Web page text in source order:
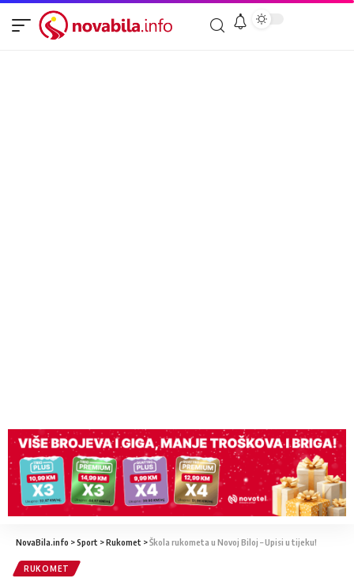
NovaBila.info >Sport >Rukomet >Škola rukometa u Novoj Biloj – Upisi u tijeku!
RUKOMET